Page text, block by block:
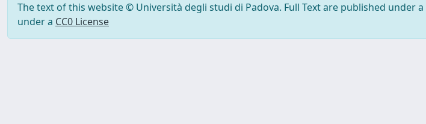
The text of this website © Università degli studi di Padova. Full Text are published under a
under a CC0 License